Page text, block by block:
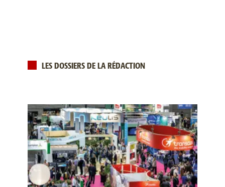
LES DOSSIERS DE LA RÉDACTION